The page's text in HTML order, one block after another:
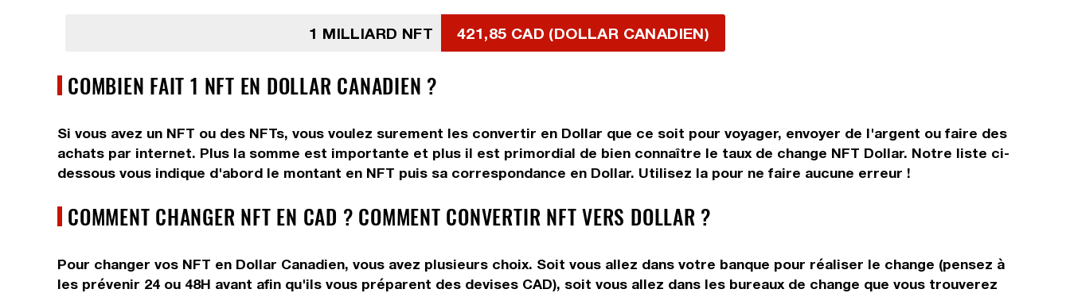
1 MILLIARD NFT 421,85 CAD (DOLLAR CANADIEN)
COMBIEN FAIT 1 NFT EN DOLLAR CANADIEN ?
Si vous avez un NFT ou des NFTs, vous voulez surement les convertir en Dollar que ce soit pour voyager, envoyer de l'argent ou faire des
achats par internet. Plus la somme est importante et plus il est primordial de bien connaître le taux de change NFT Dollar. Notre liste ci-
dessous vous indique d'abord le montant en NFT puis sa correspondance en Dollar. Utilisez la pour ne faire aucune erreur !
COMMENT CHANGER NFT EN CAD ? COMMENT CONVERTIR NFT VERS DOLLAR ?
Pour changer vos NFT en Dollar Canadien, vous avez plusieurs choix. Soit vous allez dans votre banque pour réaliser le change (pensez à
les prévenir 24 ou 48H avant afin qu'ils vous préparent des devises CAD), soit vous allez dans les bureaux de change que vous trouverez